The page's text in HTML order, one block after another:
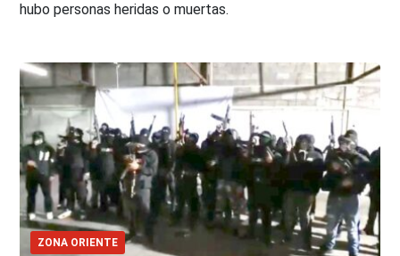
hubo personas heridas o muertas.
ZONA ORIENTE